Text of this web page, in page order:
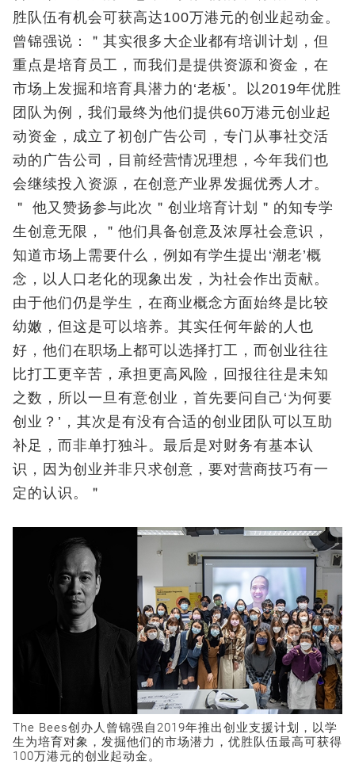
胜队伍有机会可获高达100万港元的创业起动金。
曾锦强说：＂其实很多大企业都有培训计划，但
重点是培育员工，而我们是提供资源和资金，在
市场上发掘和培育具潜力的‘老板’。以2019年优胜
团队为例，我们最终为他们提供60万港元创业起
动资金，成立了初创广告公司，专门从事社交活
动的广告公司，目前经营情况理想，今年我们也
会继续投入资源，在创意产业界发掘优秀人才。
＂ 他又赞扬参与此次＂创业培育计划＂的知专学
生创意无限，＂他们具备创意及浓厚社会意识，
知道市场上需要什么，例如有学生提出‘潮老’概
念，以人口老化的现象出发，为社会作出贡献。
由于他们仍是学生，在商业概念方面始终是比较
幼嫩，但这是可以培养。其实任何年龄的人也
好，他们在职场上都可以选择打工，而创业往往
比打工更辛苦，承担更高风险，回报往往是未知
之数，所以一旦有意创业，首先要问自己‘为何要
创业？’，其次是有没有合适的创业团队可以互助
补足，而非单打独斗。最后是对财务有基本认
识，因为创业并非只求创意，要对营商技巧有一
定的认识。＂
The Bees创办人曾锦强自2019年推出创业支援计划，以学
生为培育对象，发掘他们的市场潜力，优胜队伍最高可获得
100万港元的创业起动金。